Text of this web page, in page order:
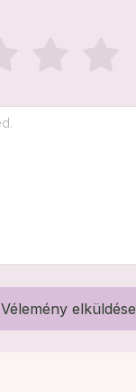
Vélemény elküldése